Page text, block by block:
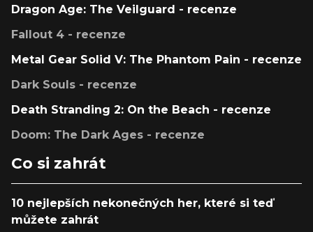
Dragon Age: The Veilguard - recenze
Fallout 4 - recenze
Metal Gear Solid V: The Phantom Pain - recenze
Dark Souls - recenze
Death Stranding 2: On the Beach - recenze
Doom: The Dark Ages - recenze
Co si zahrát
10 nejlepších nekonečných her, které si teď
můžete zahrát